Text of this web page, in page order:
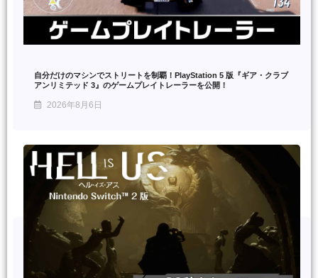
自分だけのマシンでストリートを制覇！PlayStation 5 版『ギア・クラブ
アンリミテッド 3』のゲームプレイトレーラーを公開！
2026年8月6日